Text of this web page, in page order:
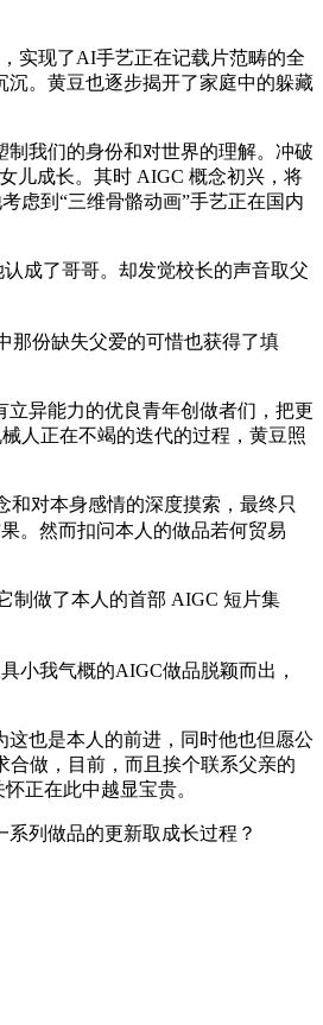
实现了AI手艺正在记载片范畴的全
。黄豆也逐步揭开了家庭中的躲藏
我们的身份和对世界的理解。冲破
儿成长。其时 AIGC 概念初兴，将
虑到“三维骨骼动画”手艺正在国内
成了哥哥。却发觉校长的声音取父
那份缺失父爱的可惜也获得了填
异能力的优良青年创做者们，把更
人正在不竭的迭代的过程，黄豆照
对本身感情的深度摸索，最终只
。然而扣问本人的做品若何贸易
制做了本人的首部 AIGC 短片集
小我气概的AIGC做品脱颖而出，
也是本人的前进，同时他也但愿公
做，目前，而且挨个联系父亲的
正在此中越显宝贵。
列做品的更新取成长过程？